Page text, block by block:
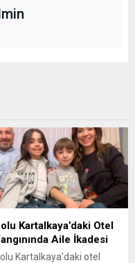
Kartalkaya’daki Otel
Aile İkadesi
Kartalkaya'daki otel